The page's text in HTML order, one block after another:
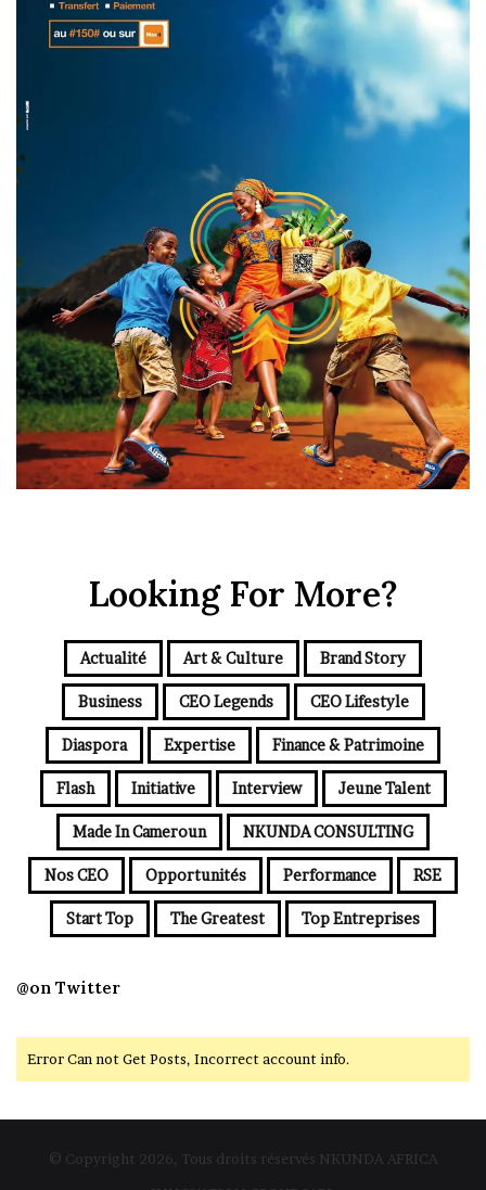
Looking For More?
Actualité Art & Culture Brand Story
Business CEO Legends CEO Lifestyle
Diaspora Expertise Finance & Patrimoine
Flash Initiative Interview Jeune Talent
Made In Cameroun NKUNDA CONSULTING
Nos CEO Opportunités Performance RSE
Start Top The Greatest Top Entreprises
@on Twitter
Error Can not Get Posts, Incorrect account info.
© Copyright 2026, Tous droits réservés NKUNDA AFRICA